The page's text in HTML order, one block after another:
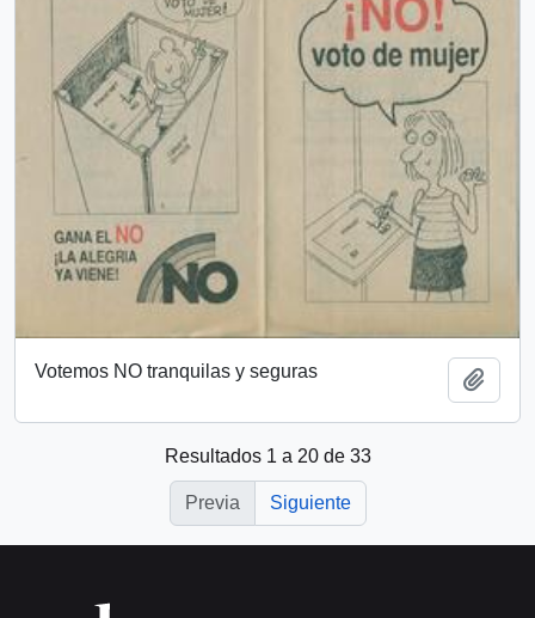
Votemos NO tranquilas y seguras
Resultados 1 a 20 de 33
Previa Siguiente